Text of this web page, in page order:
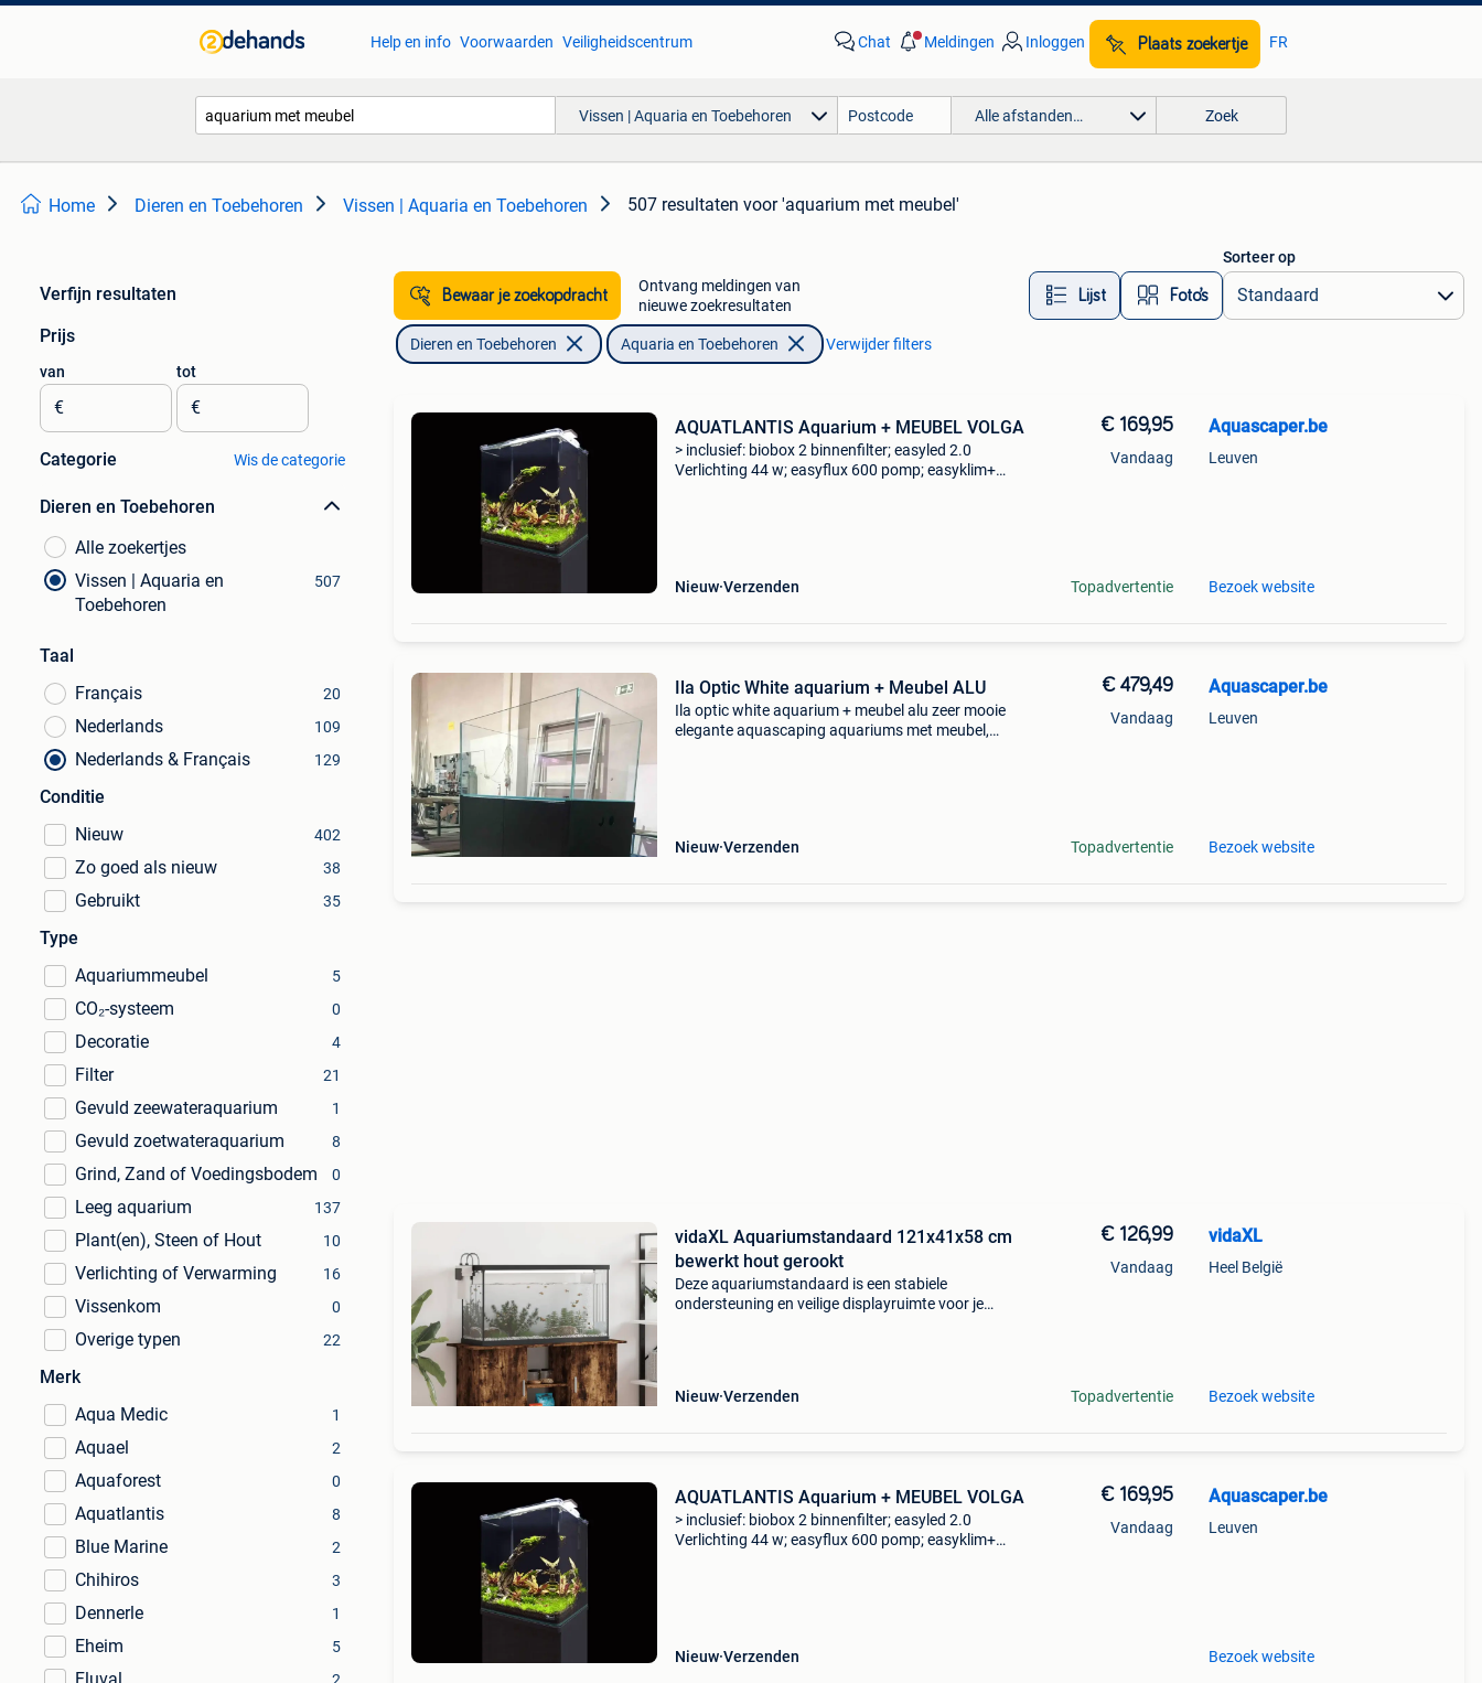
Help en info Voorwaarden Veiligheidscentrum Chat Meldingen Inloggen Plaats zoekertje FR
Vissen | Aquaria en Toebehoren Alle afstanden… Zoek
Home Dieren en Toebehoren Vissen | Aquaria en Toebehoren 507 resultaten voor 'aquarium met meubel'
Verfijn resultaten
Prijs
van
€
tot
€
Categorie Wis de categorie
Dieren en Toebehoren
Alle zoekertjes
Vissen | Aquaria en
Toebehoren
507
Taal
Français
20
Nederlands 109
Nederlands & Français 129
Conditie
Nieuw
402
Zo goed als nieuw 38
Gebruikt 35
Type
Aquariummeubel
5
CO₂-systeem 0
Decoratie 4
Filter 21
Gevuld zeewateraquarium 1
Gevuld zoetwateraquarium 8
Grind, Zand of Voedingsbodem 0
Leeg aquarium 137
Plant(en), Steen of Hout 10
Verlichting of Verwarming 16
Vissenkom 0
Overige typen 22
Merk
Aqua Medic
1
Aquael 2
Aquaforest 0
Aquatlantis 8
Blue Marine 2
Chihiros 3
Dennerle 1
Eheim 5
Bewaar je zoekopdracht
Ontvang meldingen van
nieuwe zoekresultaten
Lijst Foto’s
Sorteer op
Dieren en Toebehoren Aquaria en Toebehoren Verwijder filters
AQUATLANTIS Aquarium + MEUBEL VOLGA
> inclusief: biobox 2 binnenfilter; easyled 2.0
Verlichting 44 w; easyflux 600 pomp; easyklim+
Nieuw Verzenden
€ 169,95
Vandaag
Topadvertentie
Aquascaper.be
Leuven
Bezoek website
Ila Optic White aquarium + Meubel ALU
Ila optic white aquarium + meubel alu zeer mooie
elegante aquascaping aquariums met meubel,
Nieuw Verzenden
€ 479,49
Vandaag
Topadvertentie
Aquascaper.be
Leuven
Bezoek website
vidaXL Aquariumstandaard 121x41x58 cm
bewerkt hout gerookt
Deze aquariumstandaard is een stabiele
ondersteuning en veilige displayruimte voor je
Nieuw Verzenden
€ 126,99
Vandaag
Topadvertentie
vidaXL
Heel België
Bezoek website
AQUATLANTIS Aquarium + MEUBEL VOLGA
> inclusief: biobox 2 binnenfilter; easyled 2.0
Verlichting 44 w; easyflux 600 pomp; easyklim+
Nieuw Verzenden
€ 169,95
Vandaag
Aquascaper.be
Leuven
Bezoek website